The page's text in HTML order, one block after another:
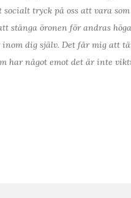
tryck på oss att vara
stänga öronen för andras
dig själv. Det får mig att
har något emot det är inte